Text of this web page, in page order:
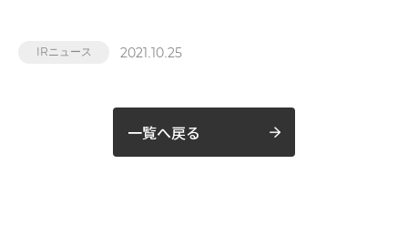
IRニュース 2021.10.25
一覧へ戻る